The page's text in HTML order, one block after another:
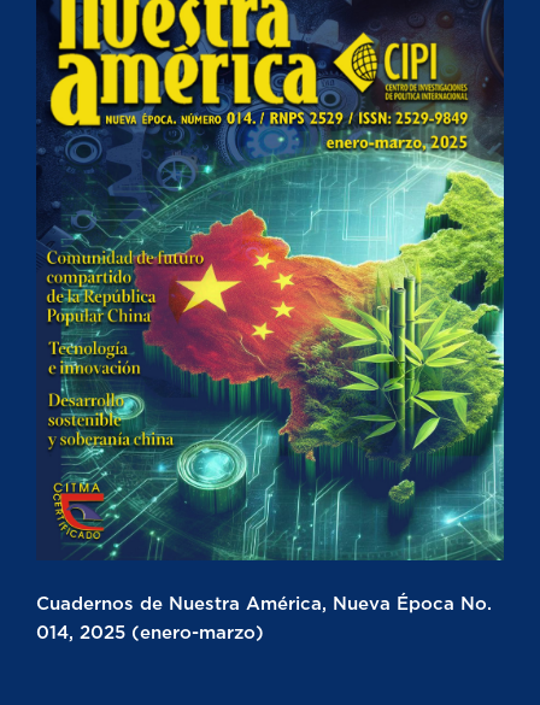
Cuadernos de Nuestra América, Nueva Época No.
014, 2025 (enero-marzo)